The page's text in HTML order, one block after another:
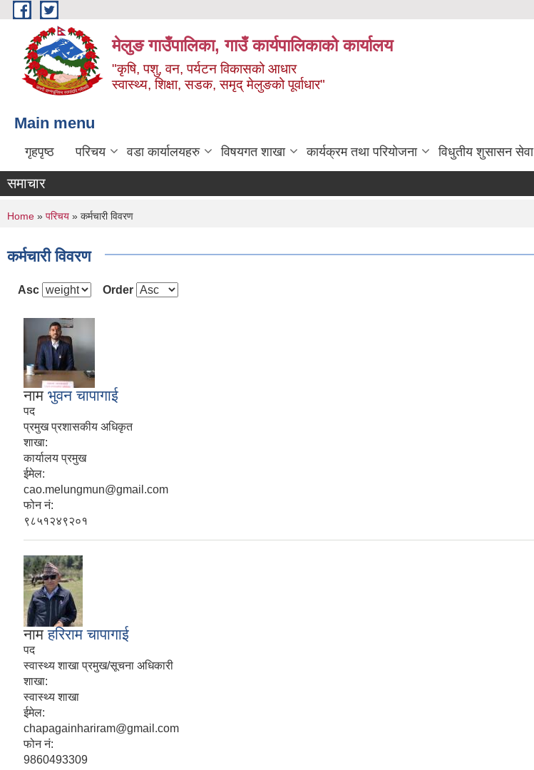
Skip to main content
मेलुङ गाउँपालिका, गाउँ कार्यपालिकाको कार्यालय
"कृषि, पशु, वन, पर्यटन विकासको आधार
स्वास्थ्य, शिक्षा, सडक, समृद् मेलुङको पूर्वाधार"
Main menu
गृहपृष्ठ परिचय वडा कार्यालयहरु विषयगत शाखा कार्यक्रम तथा परियोजना विधुतीय शुसासन सेवा
समाचार
You are here
Home » परिचय » कर्मचारी विवरण
कर्मचारी विवरण
Asc Order
नाम भुवन चापागाई
पद
प्रमुख प्रशासकीय अधिकृत
शाखा:
कार्यालय प्रमुख
ईमेल:
cao.melungmun@gmail.com
फोन नं:
९८५१२४९२०१
नाम हरिराम चापागाई
पद
स्वास्थ्य शाखा प्रमुख/सूचना अधिकारी
शाखा:
स्वास्थ्य शाखा
ईमेल:
chapagainhariram@gmail.com
फोन नं:
9860493309